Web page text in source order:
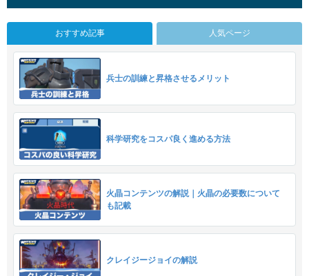
おすすめ記事 人気ページ
兵士の訓練と昇格させるメリット
科学研究をコスパ良く進める方法
火晶コンテンツの解説｜火晶の必要数について
も記載
クレイジージョイの解説